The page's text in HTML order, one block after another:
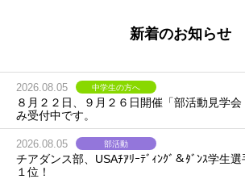
新着のお知らせ
2026.08.05 中学生の方へ
８月２２日、９月２６日開催「部活動見学
み受付中です。
2026.08.05 部活動
チアダンス部、USAﾁｱﾘｰﾃﾞｨﾝｸﾞ＆ﾀﾞﾝｽ学生
１位！